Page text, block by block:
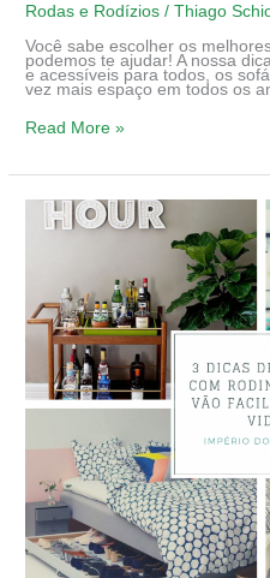
Rodas e Rodízios /Thiago
Você sabe escolher os
podemos te ajudar! A nossa
e acessíveis para todos, os
vez mais espaço em todos os
Read More »
3
dicas
vão
facilitar
sua
vida